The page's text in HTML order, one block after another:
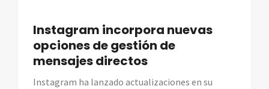
Instagram incorpora nuevas
opciones de gestión de
mensajes directos
Instagram ha lanzado actualizaciones en su